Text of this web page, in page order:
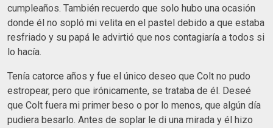
cumpleaños. También recuerdo que solo hubo una ocasión
donde él no sopló mi velita en el pastel debido a que estaba
resfriado y su papá le advirtió que nos contagiaría a todos si
lo hacía.
Tenía catorce años y fue el único deseo que Colt no pudo
estropear, pero que irónicamente, se trataba de él. Deseé
que Colt fuera mi primer beso o por lo menos, que algún día
pudiera besarlo. Antes de soplar le di una mirada y él hizo